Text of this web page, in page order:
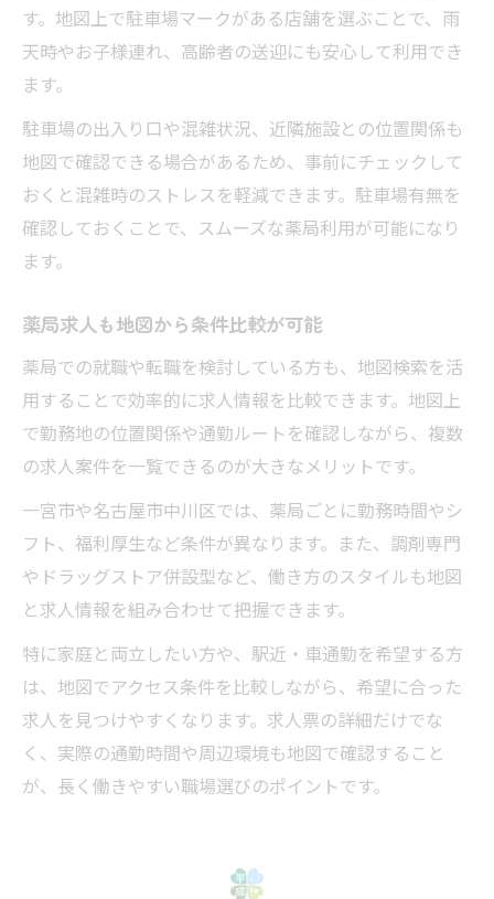
す。地図上で駐車場マークがある店舗を選ぶことで、雨
天時やお子様連れ、高齢者の送迎にも安心して利用でき
ます。
駐車場の出入り口や混雑状況、近隣施設との位置関係も
地図で確認できる場合があるため、事前にチェックして
おくと混雑時のストレスを軽減できます。駐車場有無を
確認しておくことで、スムーズな薬局利用が可能になり
ます。
薬局求人も地図から条件比較が可能
薬局での就職や転職を検討している方も、地図検索を活
用することで効率的に求人情報を比較できます。地図上
で勤務地の位置関係や通勤ルートを確認しながら、複数
の求人案件を一覧できるのが大きなメリットです。
一宮市や名古屋市中川区では、薬局ごとに勤務時間やシ
フト、福利厚生など条件が異なります。また、調剤専門
やドラッグストア併設型など、働き方のスタイルも地図
と求人情報を組み合わせて把握できます。
特に家庭と両立したい方や、駅近・車通勤を希望する方
は、地図でアクセス条件を比較しながら、希望に合った
求人を見つけやすくなります。求人票の詳細だけでな
く、実際の通勤時間や周辺環境も地図で確認すること
が、長く働きやすい職場選びのポイントです。